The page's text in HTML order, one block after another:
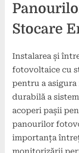
Stocare
Instalarea și
fotovoltaice cu
pentru a
durabilă a
acoperi pașii
panourilor
importanța